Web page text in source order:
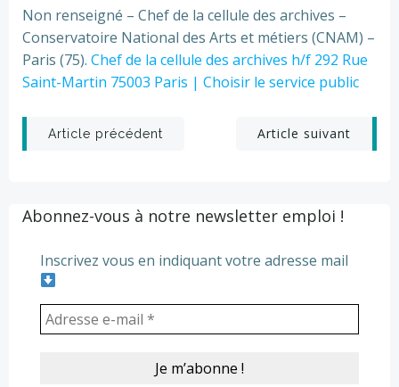
Non renseigné – Chef de la cellule des archives –
Conservatoire National des Arts et métiers (CNAM) –
Paris (75). Chef de la cellule des archives h/f 292 Rue
Saint-Martin 75003 Paris | Choisir le service public
Post
Article précédent
PostArticle suivant
Abonnez-vous à notre newsletter emploi !
Inscrivez vous en indiquant votre adresse mail